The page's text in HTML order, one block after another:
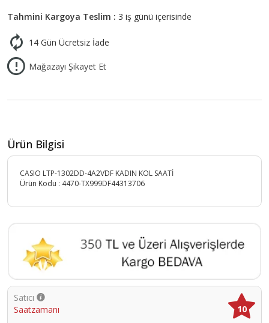
Tahmini Kargoya Teslim : 3 iş günü içerisinde
14 Gün Ücretsiz İade
Mağazayı Şikayet Et
Ürün Bilgisi
CASIO LTP-1302DD-4A2VDF KADIN KOL SAATİ
Ürün Kodu : 4470-TX999DF44313706
Satıcı
Saatzamanı
10